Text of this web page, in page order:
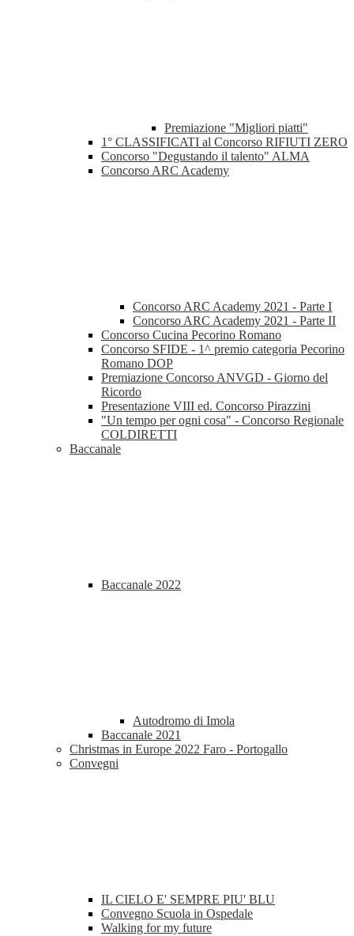
Premiazione "Migliori piatti"
1° CLASSIFICATI al Concorso RIFIUTI ZERO
Concorso "Degustando il talento" ALMA
Concorso ARC Academy
Concorso ARC Academy 2021 - Parte I
Concorso ARC Academy 2021 - Parte II
Concorso Cucina Pecorino Romano
Concorso SFIDE - 1^ premio categoria Pecorino
Romano DOP
Premiazione Concorso ANVGD - Giorno del
Ricordo
Presentazione VIII ed. Concorso Pirazzini
"Un tempo per ogni cosa" - Concorso Regionale
COLDIRETTI
Baccanale
Baccanale 2022
Autodromo di Imola
Baccanale 2021
Christmas in Europe 2022 Faro - Portogallo
Convegni
IL CIELO E' SEMPRE PIU' BLU
Convegno Scuola in Ospedale
Walking for my future